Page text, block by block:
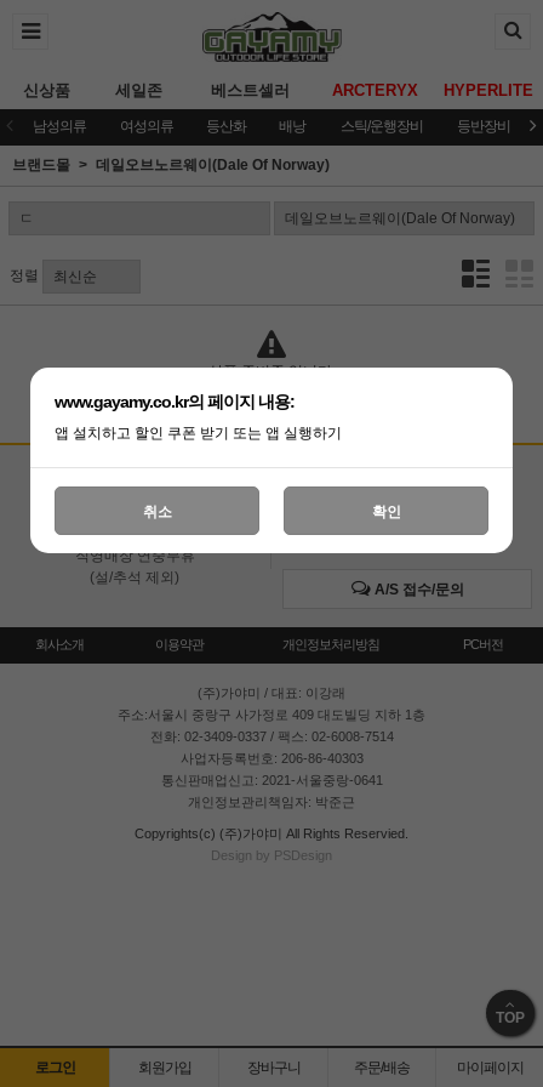
신상품 세일존 베스트셀러 ARCTERYX HYPERLITE
남성의류 여성의류 등산화 배낭 스틱/운행장비 등반장비
브랜드몰 데일오브노르웨이(Dale Of Norway)
정렬
상품 준비중 입니다.
고객상담센터
온라인 : 02-3409-0337
직영매장 : 02-3409-0339
직영매장 연중무휴
(설/추석 제외)
입금계좌안내
국민은행 051001-04-100255
A/S 접수/문의
회사소개 이용약관 개인정보처리방침 PC버전
(주)가야미 / 대표: 이강래
주소:서울시 중랑구 사가정로 409 대도빌딩 지하 1층
전화: 02-3409-0337 / 팩스: 02-6008-7514
사업자등록번호: 206-86-40303
통신판매업신고: 2021-서울중랑-0641
개인정보관리책임자: 박준근
Copyrights(c) (주)가야미 All Rights Reservied.
Design by PSDesign
TOP
로그인 회원가입 장바구니 주문/배송 마이페이지
www.gayamy.co.kr의 페이지 내용:
앱 설치하고 할인 쿠폰 받기 또는 앱 실행하기
취소 확인